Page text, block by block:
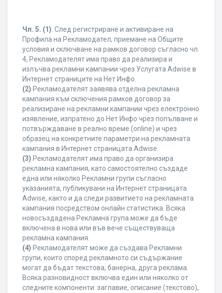
Чл. 5. (1) . След регистриране и активиране на
Профила на Рекламодател, приемане на Общите
условия и сключване на рамков договор съгласно чл.
4, Рекламодателят има право да реализира и
излъчва рекламни кампании чрез Услугата Adwise в
Интернет страниците на Нет Инфо.
(2) Рекламодателят заявява отделна рекламна
кампания към сключения рамков договор за
реализиране на рекламни кампании чрез електронно
изявление, изпратено до Нет Инфо чрез попълване и
потвърждаване в реално време (online) и чрез
образец на конкретните параметри на рекламната
кампания в Интернет страницата Adwise.
(3) Рекламодателят има право да организира
рекламна кампания, като самостоятелно създаде
една или няколко Рекламни групи съгласно
указанията, публикувани на Интернет страницата
Adwise, както и да следи развитието на рекламната
кампания посредством онлайн статистика. Всяка
новосъздадена Рекламна група може да бъде
включена в нова или във вече съществуваща
рекламна кампания.
(4) Рекламодателят може да създава Рекламни
групи, които според рекламното си съдържание
могат да бъдат текстова, банерна, друга реклама.
Всяка разновидност включва един или няколко от
следните компоненти: заглавие, описание (текстово),